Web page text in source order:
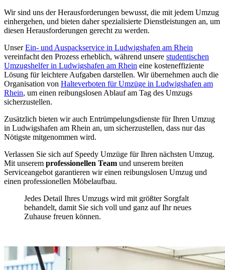
Wir sind uns der Herausforderungen bewusst, die mit jedem Umzug
einhergehen, und bieten daher spezialisierte Dienstleistungen an, um
diesen Herausforderungen gerecht zu werden.
UnserEin- und Auspackservice in Ludwigshafen am Rhein
vereinfacht den Prozess erheblich, während unsere studentischen
Umzugshelfer in Ludwigshafen am Rhein eine kosteneffiziente
Lösung für leichtere Aufgaben darstellen. Wir übernehmen auch die
Organisation von Halteverboten für Umzüge in Ludwigshafen am
Rhein, um einen reibungslosen Ablauf am Tag des Umzugs
sicherzustellen.
Zusätzlich bieten wir auch Entrümpelungsdienste für Ihren Umzug
in Ludwigshafen am Rhein an, um sicherzustellen, dass nur das
Nötigste mitgenommen wird.
Verlassen Sie sich auf Speedy Umzüge für Ihren nächsten Umzug.
Mit unserem professionellen Team und unserem breiten
Serviceangebot garantieren wir einen reibungslosen Umzug und
einen professionellen Möbelaufbau.
Jedes Detail Ihres Umzugs wird mit größter Sorgfalt
behandelt, damit Sie sich voll und ganz auf Ihr neues
Zuhause freuen können.